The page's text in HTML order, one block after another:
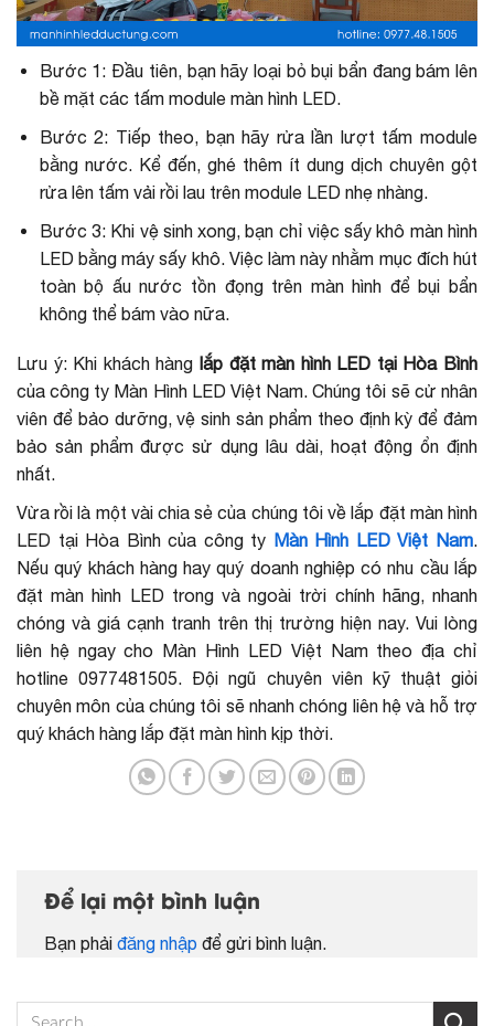
Bước 1: Đầu tiên, bạn hãy loại bỏ bụi bẩn đang bám lên
bề mặt các tấm module màn hình LED.
Bước 2: Tiếp theo, bạn hãy rửa lần lượt tấm module
bằng nước. Kể đến, ghé thêm ít dung dịch chuyên gột
rửa lên tấm vải rồi lau trên module LED nhẹ nhàng.
Bước 3: Khi vệ sinh xong, bạn chỉ việc sấy khô màn hình
LED bằng máy sấy khô. Việc làm này nhằm mục đích hút
toàn bộ ấu nước tồn đọng trên màn hình để bụi bẩn
không thể bám vào nữa.
Lưu ý: Khi khách hàng lắp đặt màn hình LED tại Hòa Bình
của công ty Màn Hình LED Việt Nam. Chúng tôi sẽ cử nhân
viên để bảo dưỡng, vệ sinh sản phẩm theo định kỳ để đảm
bảo sản phẩm được sử dụng lâu dài, hoạt động ổn định
nhất.
Vừa rồi là một vài chia sẻ của chúng tôi về lắp đặt màn hình
LED tại Hòa Bình của công ty Màn Hình LED Việt Nam.
Nếu quý khách hàng hay quý doanh nghiệp có nhu cầu lắp
đặt màn hình LED trong và ngoài trời chính hãng, nhanh
chóng và giá cạnh tranh trên thị trường hiện nay. Vui lòng
liên hệ ngay cho Màn Hình LED Việt Nam theo địa chỉ
hotline 0977481505. Đội ngũ chuyên viên kỹ thuật giỏi
chuyên môn của chúng tôi sẽ nhanh chóng liên hệ và hỗ trợ
quý khách hàng lắp đặt màn hình kịp thời.
Để lại một bình luận
Bạn phải đăng nhập để gửi bình luận.